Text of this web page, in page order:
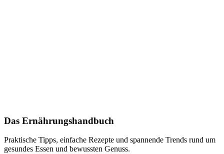
Das Ernährungshandbuch
Praktische Tipps, einfache Rezepte und spannende Trends rund um
gesundes Essen und bewussten Genuss.